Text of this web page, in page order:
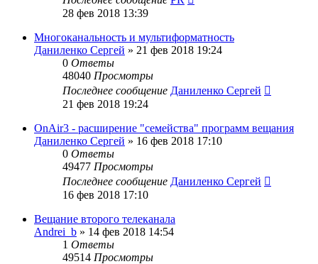
28 фев 2018 13:39
Многоканальность и мультиформатность
Даниленко Сергей » 21 фев 2018 19:24
0 Ответы
48040 Просмотры
Последнее сообщение Даниленко Сергей
21 фев 2018 19:24
OnAir3 - расширение "семейства" программ вещания
Даниленко Сергей » 16 фев 2018 17:10
0 Ответы
49477 Просмотры
Последнее сообщение Даниленко Сергей
16 фев 2018 17:10
Вещание второго телеканала
Andrei_b » 14 фев 2018 14:54
1 Ответы
49514 Просмотры